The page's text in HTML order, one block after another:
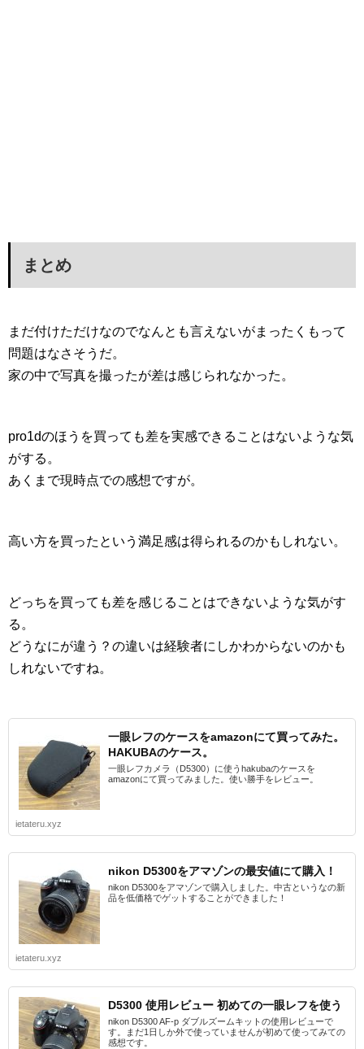
まとめ
まだ付けただけなのでなんとも言えないがまったくもって
問題はなさそうだ。
家の中で写真を撮ったが差は感じられなかった。
pro1dのほうを買っても差を実感できることはないような気
がする。
あくまで現時点での感想ですが。
高い方を買ったという満足感は得られるのかもしれない。
どっちを買っても差を感じることはできないような気がす
る。
どうなにが違う？の違いは経験者にしかわからないのかも
しれないですね。
一眼レフのケースをamazonにて買ってみた。
HAKUBAのケース。
一眼レフカメラ（D5300）に使うhakubaのケースを
amazonにて買ってみました。使い勝手をレビュー。
ietateru.xyz
nikon D5300をアマゾンの最安値にて購入！
nikon D5300をアマゾンで購入しました。中古というなの新
品を低価格でゲットすることができました！
ietateru.xyz
D5300 使用レビュー 初めての一眼レフを使う
nikon D5300 AF-p ダブルズームキットの使用レビューで
す。まだ1日しか外で使っていませんが初めて使ってみての
感想です。